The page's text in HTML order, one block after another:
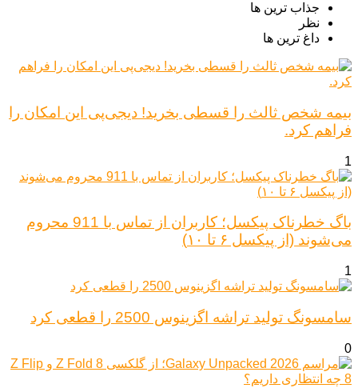
جذاب ترین ها
نظر
داغ ترین ها
بیمه شخص ثالث را قسطی بخرید! دیجی‌پی این امکان را
فراهم کرد.
1
باگ خطرناک پیکسل؛ کاربران از تماس با 911 محروم
می‌شوند (از پیکسل ۶ تا ۱۰)
1
سامسونگ تولید تراشه اگزینوس 2500 را قطعی کرد
0